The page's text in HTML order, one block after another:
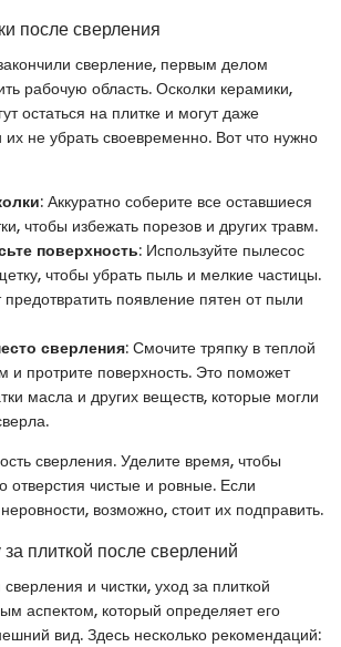
после сверления
сверление, первым делом
рабочую область. Осколки керамики,
остаться на плитке и могут даже
их не убрать своевременно. Вот что нужно
: Аккуратно соберите все оставшиеся
чтобы избежать порезов и других травм.
поверхность: Используйте пылесос
чтобы убрать пыль и мелкие частицы.
появление пятен от пыли
сверления: Смочите тряпку в теплой
и протрите поверхность. Это поможет
масла и других веществ, которые могли
сверления. Уделите время, чтобы
отверстия чистые и ровные. Если
возможно, стоит их подправить.
плиткой после сверлений
и чистки, уход за плиткой
аспектом, который определяет его
вид. Здесь несколько рекомендаций: